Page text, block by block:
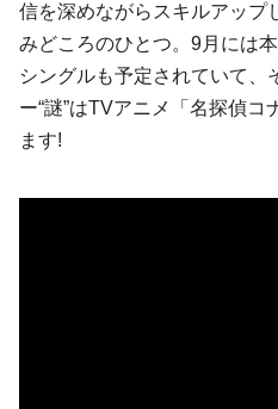
信を深めながらスキルアップ
みどころのひとつ。9月には
シングルも予定されていて、
ー“謎”はTVアニメ「名探偵
ます!